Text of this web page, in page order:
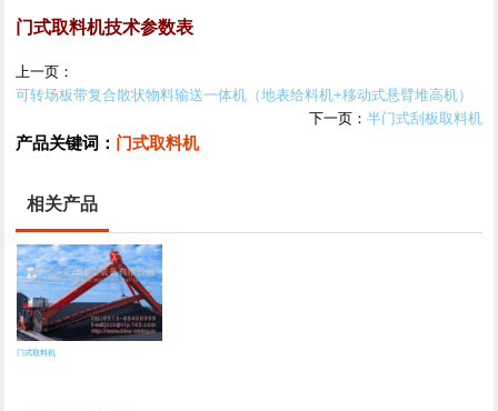
门式取料机技术参数表
上一页：
可转场板带复合散状物料输送一体机（地表给料机+移动式悬臂堆高机）
下一页： 半门式刮板取料机
产品关键词： 门式取料机
相关产品
门式取料机